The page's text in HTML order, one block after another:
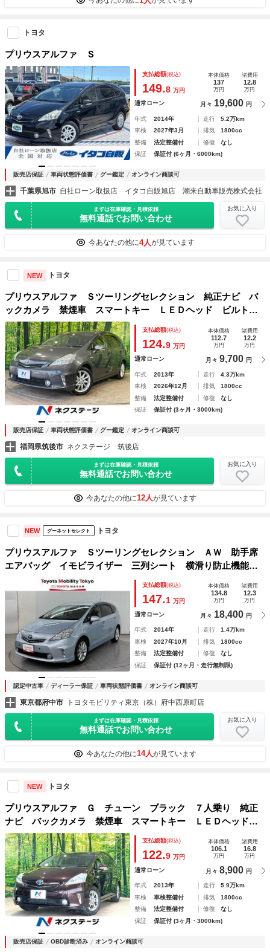
トヨタ
プリウスアルファ Ｓ
支払総額(税込)
149.8 万円
本体価格
137
万円
諸費用
12.8
万円
通常ローン 月々 19,600 円
年式 2014年 走行
5.2万km
車検
2027年3月 排気
1800cc
整備
法定整備付 修復
なし
保証
保証付 (6ヶ月・6000km)
販売店保証 車両状態評価書 グー鑑定 オンライン商談可
千葉県旭市 自社ローン取扱店 イタコ自販旭店 潮来自動車販売株式会社
まずは在庫確認・見積依頼
無料通話でお問い合わせ
お気に入り
今あなたの他に4人が見ています
NEW トヨタ
プリウスアルファ Ｓツーリングセレクション 純正ナビ バ
ックカメラ 禁煙車 スマートキー ＬＥＤヘッド ビルトイ
ンＥＴＣ 純正１７インチアルミ オートライト オートエア
コン Ｂｌｕｅｔｏｏｔｈ ＣＤ／ＤＶＤ再生 フルセグ ヘ
ッドランプクリーナー
支払総額(税込)
124.9 万円
本体価格
112.7
万円
諸費用
12.2
万円
通常ローン 月々 9,700 円
年式 2013年 走行
4.3万km
車検
2026年12月 排気
1800cc
整備
法定整備付 修復
なし
保証
保証付 (3ヶ月・3000km)
販売店保証 車両状態評価書 グー鑑定 オンライン商談可
福岡県筑後市 ネクステージ 筑後店
まずは在庫確認・見積依頼
無料通話でお問い合わせ
お気に入り
今あなたの他に12人が見ています
NEW グーネットセレクト トヨタ
プリウスアルファ Ｓツーリングセレクション ＡＷ 助手席
エアバッグ イモビライザー 三列シート 横滑り防止機能
スマートキープッシュスタート ＥＴＣ車載器 運転席エアバ
ッグ サイドエアバッグ パワーステアリング ＬＥＤヘッド
ライト キーレス
支払総額(税込)
147.1 万円
本体価格
134.8
万円
諸費用
12.3
万円
通常ローン 月々 18,400 円
年式 2014年 走行
1.4万km
車検
2027年10月 排気
1800cc
整備
法定整備付 修復
なし
保証
保証付 (12ヶ月・走行無制限)
認定中古車 ディーラー保証 車両状態評価書 オンライン商談可
東京都府中市 トヨタモビリティ東京（株）府中西原町店
まずは在庫確認・見積依頼
無料通話でお問い合わせ
お気に入り
今あなたの他に14人が見ています
NEW トヨタ
プリウスアルファ Ｇ チューン ブラック ７人乗り 純正
ナビ バックカメラ 禁煙車 スマートキー ＬＥＤヘッド
ビルトインＥＴＣ クルコン オートライト オートエアコ
ン Ｂｌｕｅｔｏｏｔｈ ＣＤ ＤＶＤ再生 地デジ
支払総額(税込)
122.9 万円
本体価格
106.1
万円
諸費用
16.8
万円
通常ローン 月々 8,900 円
年式 2013年 走行
5.9万km
車検
車検整備付 排気
1800cc
整備
法定整備付 修復
なし
保証
保証付 (3ヶ月・3000km)
販売店保証 OBD診断済み オンライン商談可